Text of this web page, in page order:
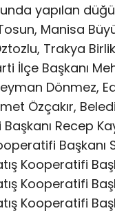
yapılan
Manisa
Trakya
İlçe Başkanı
Dönmez,
Özçakır,
Başkanı Recep
Kooperatifi
Kooperatifi
Kooperatifi